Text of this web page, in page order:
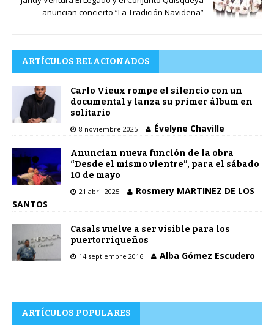
anuncian concierto “La Tradición Navideña”
ARTÍCULOS RELACIONADOS
Carlo Vieux rompe el silencio con un
documental y lanza su primer álbum en
solitario
8 noviembre 2025 Évelyne Chaville
Anuncian nueva función de la obra
“Desde el mismo vientre”, para el sábado
10 de mayo
21 abril 2025
Rosmery MARTINEZ DE LOS
SANTOS
Casals vuelve a ser visible para los
puertorriqueños
14 septiembre 2016 Alba Gómez Escudero
ARTÍCULOS POPULARES